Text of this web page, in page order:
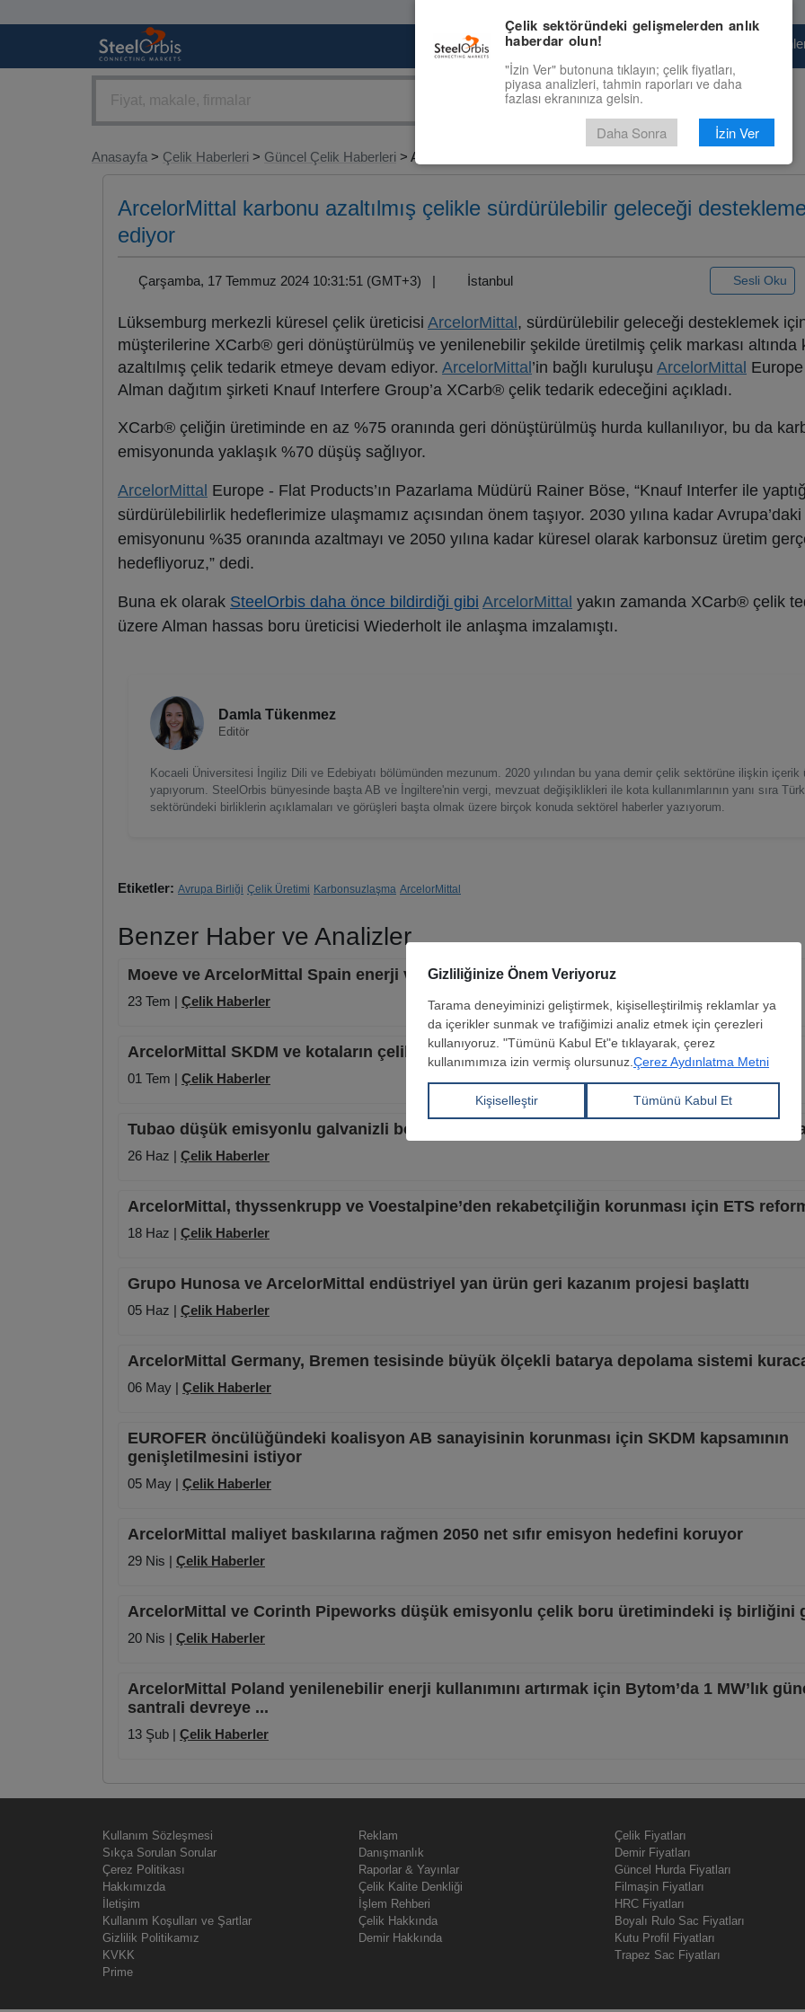
Pazaryeri Fiyat
Anasayfa > Çelik Haberleri > Güncel Çelik Haberleri > ArcelorMittal...
ArcelorMittal karbonu azaltılmış çelikle sürdürülebilir geleceği
ediyor
Çarşamba, 17 Temmuz 2024 10:31:51 (GMT+3) | İstanbul Sesli Oku
Lüksemburg merkezli küresel çelik üreticisi ArcelorMittal , sürdürülebilir geleceği desteklemek
müşterilerine XCarb® geri dönüştürülmüş ve yenilenebilir şekilde üretilmiş çelik markası altında
azaltılmış çelik tedarik etmeye devam ediyor. ArcelorMittal ’in bağlı kuruluşu ArcelorMittal
Alman dağıtım şirketi Knauf Interfere Group’a XCarb® çelik tedarik edeceğini açıkladı.
XCarb® çeliğin üretiminde en az %75 oranında geri dönüştürülmüş hurda kullanılıyor, bu da
emisyonunda yaklaşık %70 düşüş sağlıyor.
ArcelorMittal Europe - Flat Products’ın Pazarlama Müdürü Rainer Böse, “Knauf Interfer ile
sürdürülebilirlik hedeflerimize ulaşmamız açısından önem taşıyor. 2030 yılına kadar
emisyonunu %35 oranında azaltmayı ve 2050 yılına kadar küresel olarak karbonsuz üretim
hedefliyoruz,” dedi.
Buna ek olarak SteelOrbis daha önce bildirdiği gibi ArcelorMittal yakın zamanda XCarb® çelik
üzere Alman hassas boru üreticisi Wiederholt ile anlaşma imzalamıştı.
Damla Tükenmez
Editör
Kocaeli Üniversitesi İngiliz Dili ve Edebiyatı bölümünden mezunum. 2020 yılından bu yana demir çelik sektörüne ilişkin içerik
yapıyorum. SteelOrbis bünyesinde başta AB ve İngiltere'nin vergi, mevzuat değişiklikleri ile kota kullanımlarının yanı sıra
sektöründeki birliklerin açıklamaları ve görüşleri başta olmak üzere birçok konuda sektörel haberler yazıyorum.
Etiketler: Avrupa Birliği Çelik Üretimi Karbonsuzlaşma ArcelorMittal
Benzer Haber ve Analizler
Moeve ve ArcelorMittal Spain enerji verimliliği anlaşması imzaladı
23 Tem | Çelik Haberler
ArcelorMittal SKDM ve kotaların çelik türev ürünlerini kapsamasını istiyor
01 Tem | Çelik Haberler
Tubao düşük emisyonlu galvanizli boru üretimi için ArcelorMittal’in XCarb® çeliğini
26 Haz | Çelik Haberler
ArcelorMittal, thyssenkrupp ve Voestalpine’den rekabetçiliğin korunması için ETS
18 Haz | Çelik Haberler
Grupo Hunosa ve ArcelorMittal endüstriyel yan ürün geri kazanım projesi başlattı
05 Haz | Çelik Haberler
ArcelorMittal Germany, Bremen tesisinde büyük ölçekli batarya depolama sistemi
06 May | Çelik Haberler
EUROFER öncülüğündeki koalisyon AB sanayisinin korunması için SKDM kapsamının
genişletilmesini istiyor
05 May | Çelik Haberler
ArcelorMittal maliyet baskılarına rağmen 2050 net sıfır emisyon hedefini koruyor
29 Nis | Çelik Haberler
ArcelorMittal ve Corinth Pipeworks düşük emisyonlu çelik boru üretimindeki iş birliğini
20 Nis | Çelik Haberler
ArcelorMittal Poland yenilenebilir enerji kullanımını artırmak için Bytom’da 1 MW’lık
santrali devreye ...
13 Şub | Çelik Haberler
Kullanım Sözleşmesi
Sıkça Sorulan Sorular
Çerez Politikası
Hakkımızda
İletişim
Kullanım Koşulları ve Şartlar
Gizlilik Politikamız
KVKK
Prime
Reklam
Danışmanlık
Raporlar & Yayınlar
Çelik Kalite Denkliği
İşlem Rehberi
Çelik Hakkında
Demir Hakkında
Çelik Fiyatları
Demir Fiyatları
Güncel Hurda Fiyatları
Filmaşin Fiyatları
HRC Fiyatları
Boyalı Rulo Sac Fiyatları
Kutu Profil Fiyatları
Trapez Sac Fiyatları
Çelik sektöründeki gelişmelerden anlık
haberdar olun!
"İzin Ver" butonuna tıklayın; çelik fiyatları,
piyasa analizleri, tahmin raporları ve daha
fazlası ekranınıza gelsin.
Daha Sonra İzin Ver